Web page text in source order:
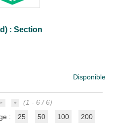
: Section
Disponible
(1 - 6 / 6)
:
25 50 100 200